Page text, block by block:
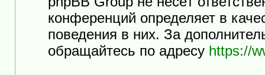
конференций определяет в
поведения в них. За
обращайтесь по адресу https://